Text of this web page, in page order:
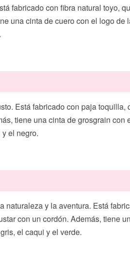
fabricado con fibra natural toyo,
una cinta de cuero con el logo
Está fabricado con paja
tiene una cinta de grosgrain
el negro.
y la aventura. Está
con un cordón. Además, tiene
el caqui y el verde.